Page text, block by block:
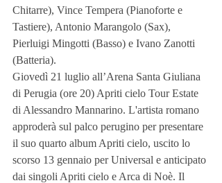
Chitarre), Vince Tempera (Pianoforte e
Tastiere), Antonio Marangolo (Sax),
Pierluigi Mingotti (Basso) e Ivano Zanotti
(Batteria).
Giovedì 21 luglio all’Arena Santa Giuliana
di Perugia (ore 20) Apriti cielo Tour Estate
di Alessandro Mannarino. L'artista romano
approderà sul palco perugino per presentare
il suo quarto album Apriti cielo, uscito lo
scorso 13 gennaio per Universal e anticipato
dai singoli Apriti cielo e Arca di Noè. Il